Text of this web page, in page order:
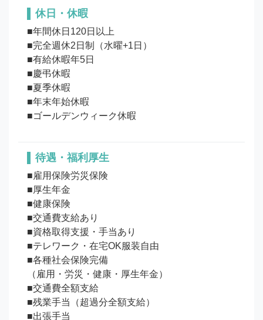
休日・休暇
■年間休日120日以上
■完全週休2日制（水曜+1日）
■有給休暇年5日
■慶弔休暇
■夏季休暇
■年末年始休暇
待遇・福利厚生
■雇用保険労災保険
■厚生年金
■健康保険
■交通費支給あり
■資格取得支援・手当あり
■テレワーク・在宅OK服装自由
■各種社会保険完備
（雇用・労災・健康・厚生年金）
■交通費全額支給
■残業手当（超過分全額支給）
■出張手当